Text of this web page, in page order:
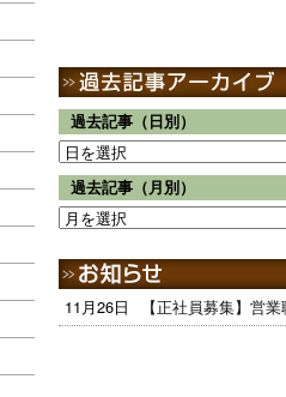
過去記事（日別）
過去記事（月別）
11月26日 【正社員募集】営